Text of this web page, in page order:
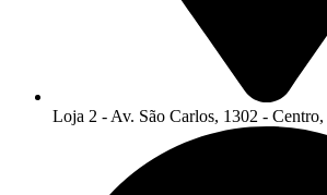
Loja 2 - Av. São Carlos, 1302 - Centro,